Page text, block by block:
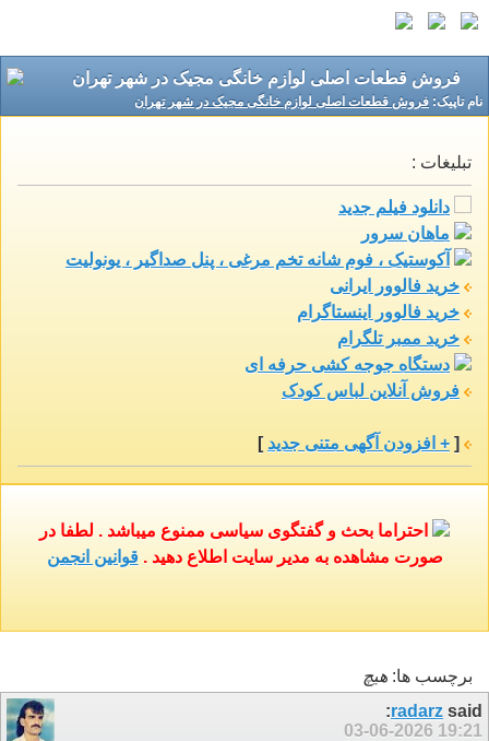
فروش قطعات اصلی لوازم خانگی مجیک در شهر تهران
نام تاپيک: فروش قطعات اصلی لوازم خانگی مجیک در شهر تهران
تبلیغات :
دانلود فیلم جدید
ماهان سرور
آکوستیک ، فوم شانه تخم مرغی ، پنل صداگیر ، یونولیت
خرید فالوور ایرانی
خرید فالوور اینستاگرام
خرید ممبر تلگرام
دستگاه جوجه کشی حرفه ای
فروش آنلاین لباس کودک
[ + افزودن آگهی متنی جدید ]
احتراما بحث و گفتگوی سیاسی ممنوع میباشد . لطفا در
صورت مشاهده به مدیر سایت اطلاع دهید .قوانین انجمن
برچسب ها: هيچ
radarz said:
03-06-2026 19:21